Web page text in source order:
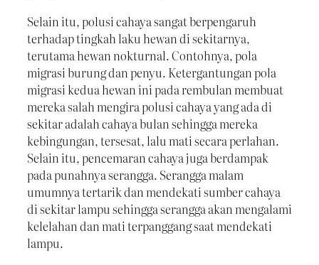
Selain itu, polusi cahaya sangat berpengaruh
terhadap tingkah laku hewan di sekitarnya,
terutama hewan nokturnal. Contohnya, pola
migrasi burung dan penyu. Ketergantungan pola
migrasi kedua hewan ini pada rembulan membuat
mereka salah mengira polusi cahaya yang ada di
sekitar adalah cahaya bulan sehingga mereka
kebingungan, tersesat, lalu mati secara perlahan.
Selain itu, pencemaran cahaya juga berdampak
pada punahnya serangga. Serangga malam
umumnya tertarik dan mendekati sumber cahaya
di sekitar lampu sehingga serangga akan mengalami
kelelahan dan mati terpanggang saat mendekati
lampu.